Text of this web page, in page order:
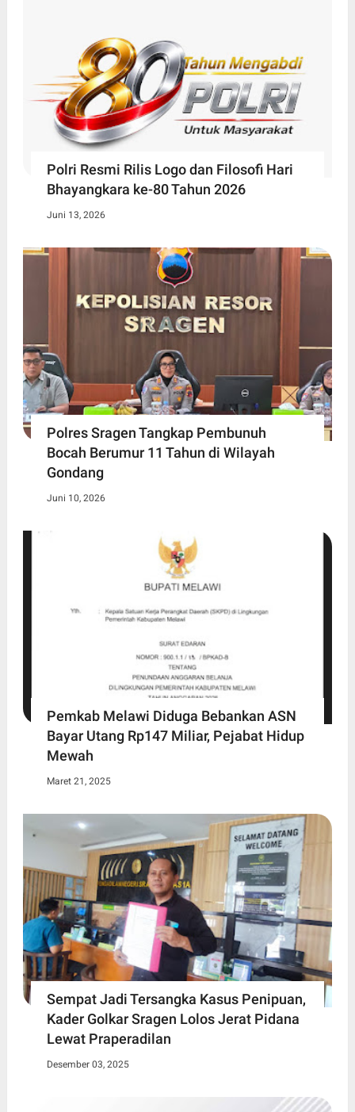
Polri Resmi Rilis Logo dan Filosofi Hari
Bhayangkara ke-80 Tahun 2026
Juni 13, 2026
Polres Sragen Tangkap Pembunuh
Bocah Berumur 11 Tahun di Wilayah
Gondang
Juni 10, 2026
Pemkab Melawi Diduga Bebankan ASN
Bayar Utang Rp147 Miliar, Pejabat Hidup
Mewah
Maret 21, 2025
Sempat Jadi Tersangka Kasus Penipuan,
Kader Golkar Sragen Lolos Jerat Pidana
Lewat Praperadilan
Desember 03, 2025